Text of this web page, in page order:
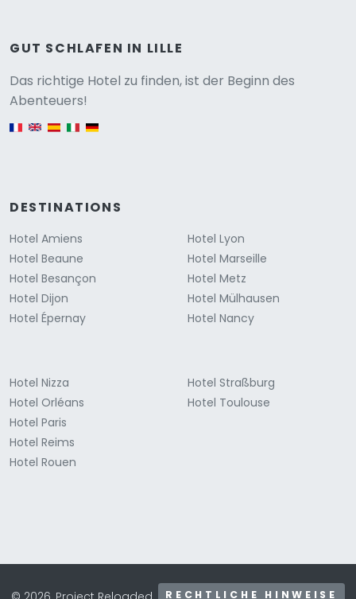
GUT SCHLAFEN IN LILLE
Das richtige Hotel zu finden, ist der Beginn des
Abenteuers!
English version
DESTINATIONS
Hotel Amiens
Hotel Beaune
Hotel Besançon
Hotel Dijon
Hotel Épernay
Hotel Lyon
Hotel Marseille
Hotel Metz
Hotel Mülhausen
Hotel Nancy
Hotel Nizza
Hotel Orléans
Hotel Paris
Hotel Reims
Hotel Rouen
Hotel Straßburg
Hotel Toulouse
RECHTLICHE HINWEISE